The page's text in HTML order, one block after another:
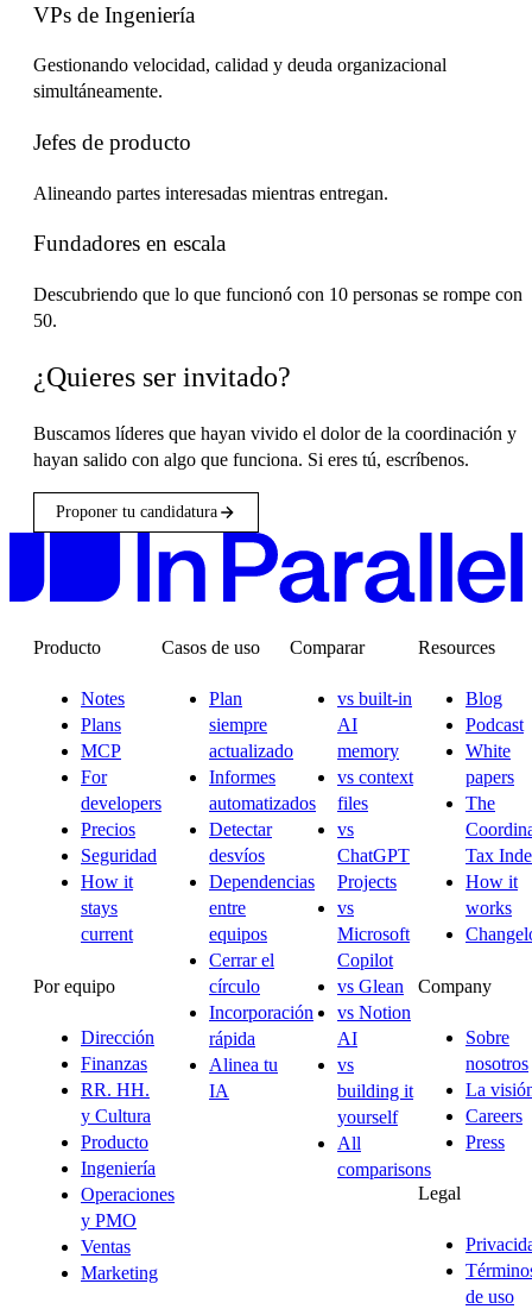
VPs de Ingeniería
Gestionando velocidad, calidad y deuda organizacional
simultáneamente.
Jefes de producto
Alineando partes interesadas mientras entregan.
Fundadores en escala
Descubriendo que lo que funcionó con 10 personas se rompe con
50.
¿Quieres ser invitado?
Buscamos líderes que hayan vivido el dolor de la coordinación y
hayan salido con algo que funciona. Si eres tú, escríbenos.
Proponer tu candidatura
Producto
Notes
Plans
MCP
For
developers
Precios
Seguridad
How it
stays
current
Por equipo
Dirección
Finanzas
RR. HH.
y Cultura
Producto
Ingeniería
Operaciones
y PMO
Ventas
Marketing
Casos de uso
Plan
siempre
actualizado
Informes
automatizados
Detectar
desvíos
Dependencias
entre
equipos
Cerrar el
círculo
Incorporación
rápida
Alinea tu
IA
Comparar
vs built-in
AI
memory
vs context
files
vs
ChatGPT
Projects
vs
Microsoft
Copilot
vs Glean
vs Notion
AI
vs
building it
yourself
All
comparisons
Resources
Blog
Podcast
White
papers
The
Tax
How it
works
Company
Sobre
nosotros
La
Careers
Press
Legal
de uso